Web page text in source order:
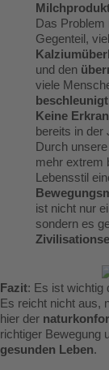
Das
Gegenteil,
und den
viele
Keine
bereits in der
Durch
mehr extrem
Lebensstil
ist nicht nur
sondern es
Fazit: Es ist wichtig
Es reicht nicht aus,
hier der
richtiger Bewegung
gesunden Leben.